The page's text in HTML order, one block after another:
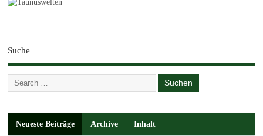
Suche
Neueste Beiträge Archive Inhalt